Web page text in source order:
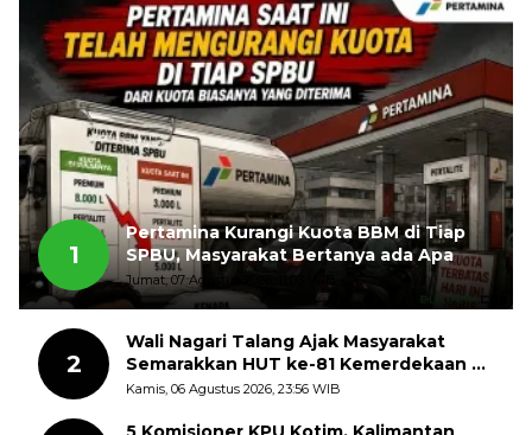
1
Pertamina Kurangi Kuota BBM di Tiap
SPBU, Masyarakat Bertanya ada Apa
Jumat, 07 Agustus 2026, 11:03 WIB
2
Wali Nagari Talang Ajak Masyarakat
Semarakkan HUT ke-81 Kemerdekaan RI
dengan Mengibarkan Bendera Merah
Kamis, 06 Agustus 2026, 23:56 WIB